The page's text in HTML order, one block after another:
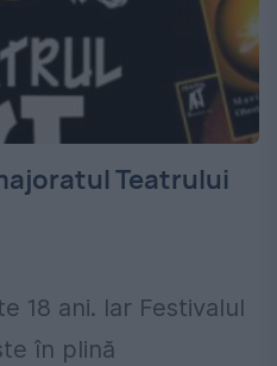
Teatrului
18 ani. Iar Festivalul
în plină